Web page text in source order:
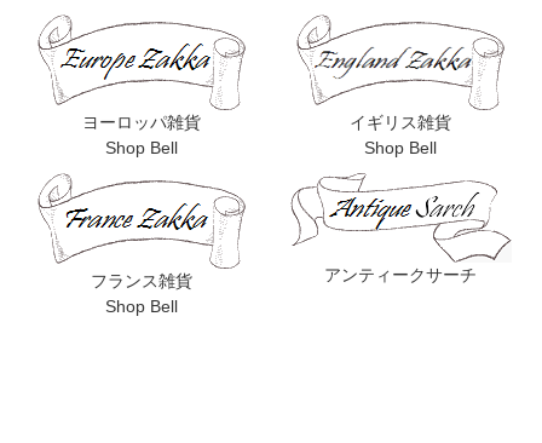
ヨーロッパ雑貨
Shop Bell
イギリス雑貨
Shop Bell
フランス雑貨
Shop Bell
アンティークサーチ